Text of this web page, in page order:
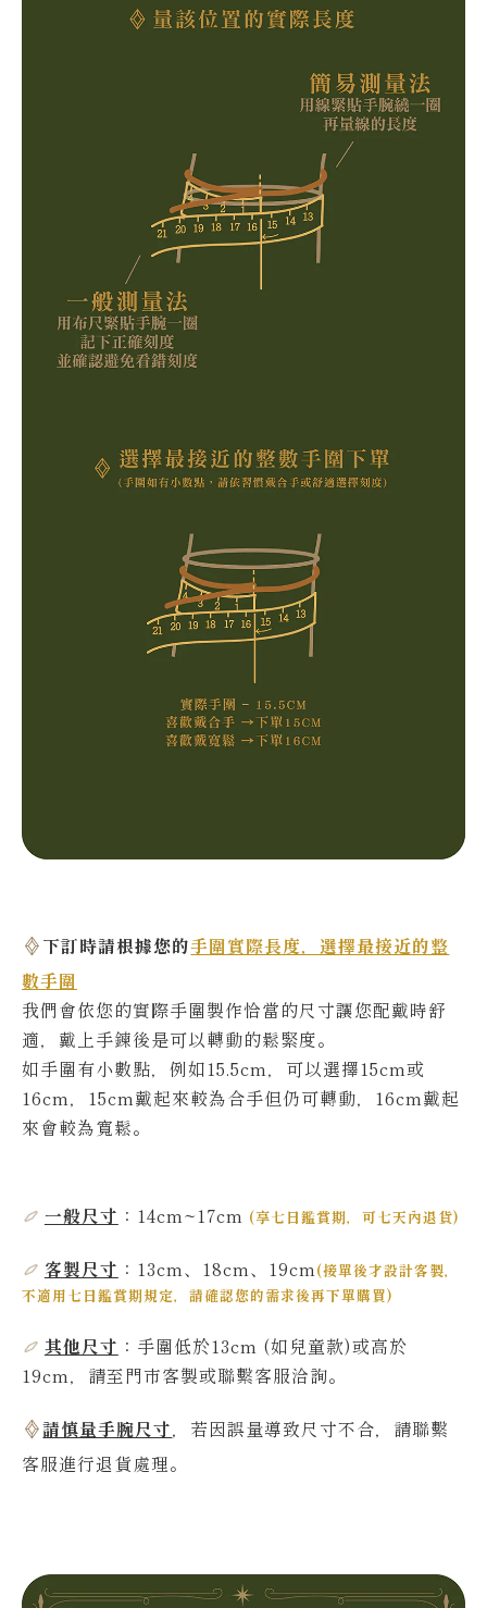
下訂時請根據您的手圍實際長度，選擇最接近的整
數手圍
我們會依您的實際手圍製作恰當的尺寸讓您配戴時舒
適，戴上手鍊後是可以轉動的鬆緊度。
如手圍有小數點，例如15.5cm，可以選擇15cm或
16cm，15cm戴起來較為合手但仍可轉動，16cm戴起
來會較為寬鬆。
一般尺寸 ：14cm~17cm (享七日鑑賞期，可七天內退貨)
客製尺寸 ：13cm、18cm、19cm (接單後才設計客製，
不適用七日鑑賞期規定，請確認您的需求後再下單購買)
其他尺寸 ： 手圍低於13cm (如兒童款)或高於
19cm，請至門市客製或聯繫客服洽詢。
請慎量手腕尺寸，若因誤量導致尺寸不合，請聯繫
客服進行退貨處理。